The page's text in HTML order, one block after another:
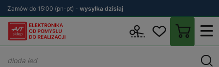
Zamów do 15:00 (pn-pt) - wysyłka dzisiaj
Zasilanie w samochodzie